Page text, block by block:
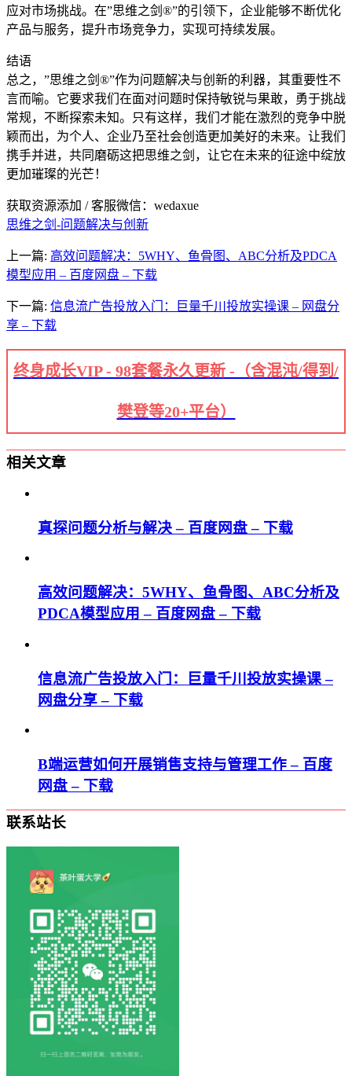
应对市场挑战。在”思维之剑®”的引领下，企业能够不断优化
产品与服务，提升市场竞争力，实现可持续发展。
结语
总之，”思维之剑®”作为问题解决与创新的利器，其重要性不
言而喻。它要求我们在面对问题时保持敏锐与果敢，勇于挑战
常规，不断探索未知。只有这样，我们才能在激烈的竞争中脱
颖而出，为个人、企业乃至社会创造更加美好的未来。让我们
携手并进，共同磨砺这把思维之剑，让它在未来的征途中绽放
更加璀璨的光芒！
获取资源添加 / 客服微信：wedaxue
思维之剑-问题解决与创新
上一篇: 高效问题解决：5WHY、鱼骨图、ABC分析及PDCA
模型应用 – 百度网盘 – 下载
下一篇: 信息流广告投放入门：巨量千川投放实操课 – 网盘分
享 – 下载
终身成长VIP - 98套餐永久更新 -（含混沌/得到/
樊登等20+平台）
相关文章
真探问题分析与解决 – 百度网盘 – 下载
高效问题解决：5WHY、鱼骨图、ABC分析及
PDCA模型应用 – 百度网盘 – 下载
信息流广告投放入门：巨量千川投放实操课 –
网盘分享 – 下载
B端运营如何开展销售支持与管理工作 – 百度
网盘 – 下载
联系站长